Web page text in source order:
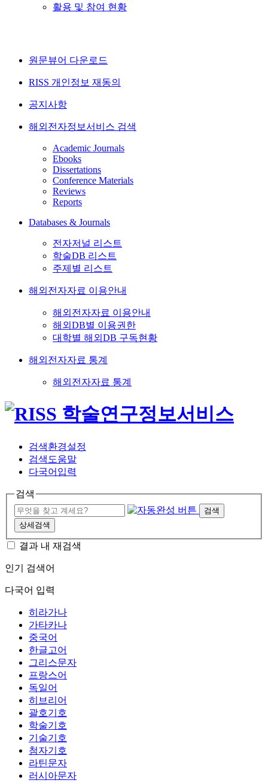
활용 및 참여 현황
원문뷰어 다운로드
RISS 개인정보 재동의
공지사항
해외전자정보서비스 검색
Academic Journals
Ebooks
Dissertations
Conference Materials
Reviews
Reports
Databases & Journals
전자저널 리스트
학술DB 리스트
주제별 리스트
해외전자자료 이용안내
해외전자자료 이용안내
해외DB별 이용권한
대학별 해외DB 구독현황
해외전자자료 통계
해외전자자료 통계
검색환경설정
검색도움말
다국어입력
검색
검색
상세검색
결과 내 재검색
인기 검색어
다국어 입력
히라가나
가타카나
중국어
한글고어
그리스문자
프랑스어
독일어
히브리어
괄호기호
학술기호
기술기호
첨자기호
라틴문자
러시아문자